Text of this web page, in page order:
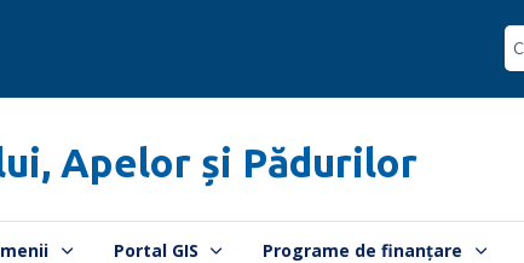
Apelor și Pădurilor
Portal GIS Programe de finanțare